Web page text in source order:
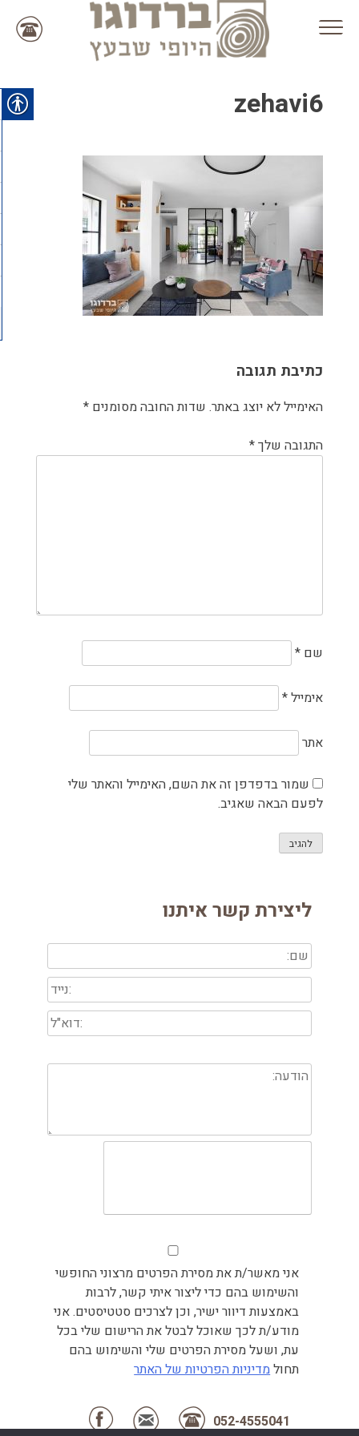
zehavi6
כתיבת תגובה
האימייל לא יוצג באתר. שדות החובה מסומנים *
התגובה שלך*
שם *
אימייל*
אתר
שמור בדפדפן זה את השם, האימייל והאתר שלי
לפעם הבאה שאגיב.
ליצירת קשר איתנו
אני מאשר/ת את מסירת הפרטים מרצוני החופשי
והשימוש בהם כדי ליצור איתי קשר, לרבות
באמצעות דיוור ישיר, וכן לצרכים סטטיסטים. אני
מודע/ת לכך שאוכל לבטל את הרישום שלי בכל
עת, ושעל מסירת הפרטים שלי והשימוש בהם
תחולמדיניות הפרטיות של האתר
052-4555041